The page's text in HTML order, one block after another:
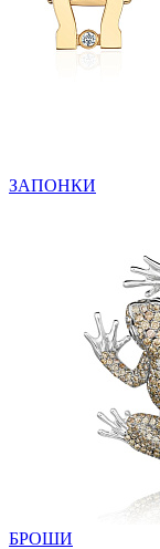
ЗАПОНКИ
БРОШИ